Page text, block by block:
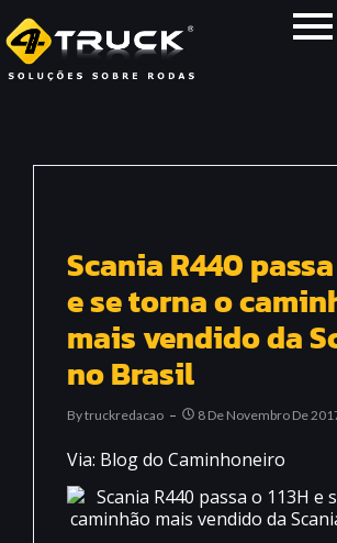
Scania R440 passa
e se torna o
mais vendido da
no Brasil
ByTruckredacao 8 De Novembro De
Via: Blog do Caminhoneiro